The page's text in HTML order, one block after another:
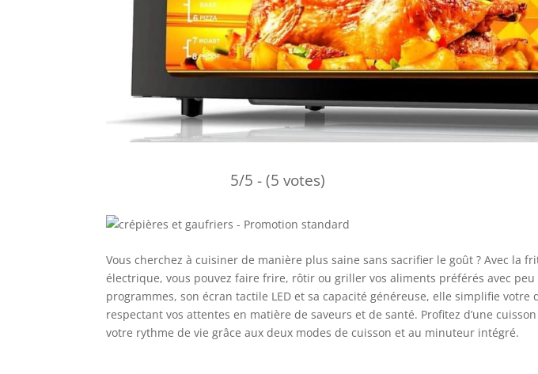
5/5 - (5 votes)
Vous cherchez à cuisiner de manière plus saine sans sacrifier le goût ? Avec la
électrique, vous pouvez faire frire, rôtir ou griller vos aliments préférés avec peu
programmes, son écran tactile LED et sa capacité généreuse, elle simplifie
respectant vos attentes en matière de saveurs et de santé. Profitez d’une
votre rythme de vie grâce aux deux modes de cuisson et au minuteur intégré.